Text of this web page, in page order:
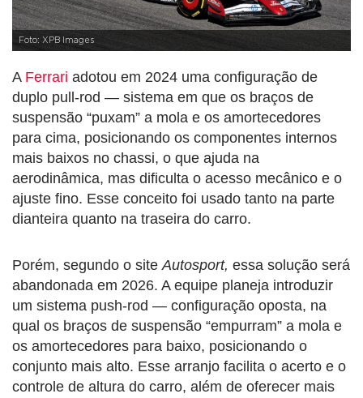
Foto: XPB Images
A Ferrari adotou em 2024 uma configuração de
duplo pull-rod — sistema em que os braços de
suspensão “puxam” a mola e os amortecedores
para cima, posicionando os componentes internos
mais baixos no chassi, o que ajuda na
aerodinâmica, mas dificulta o acesso mecânico e o
ajuste fino. Esse conceito foi usado tanto na parte
dianteira quanto na traseira do carro.
Porém, segundo o siteAutosport, essa solução será
abandonada em 2026. A equipe planeja introduzir
um sistema push-rod — configuração oposta, na
qual os braços de suspensão “empurram” a mola e
os amortecedores para baixo, posicionando o
conjunto mais alto. Esse arranjo facilita o acerto e o
controle de altura do carro, além de oferecer mais